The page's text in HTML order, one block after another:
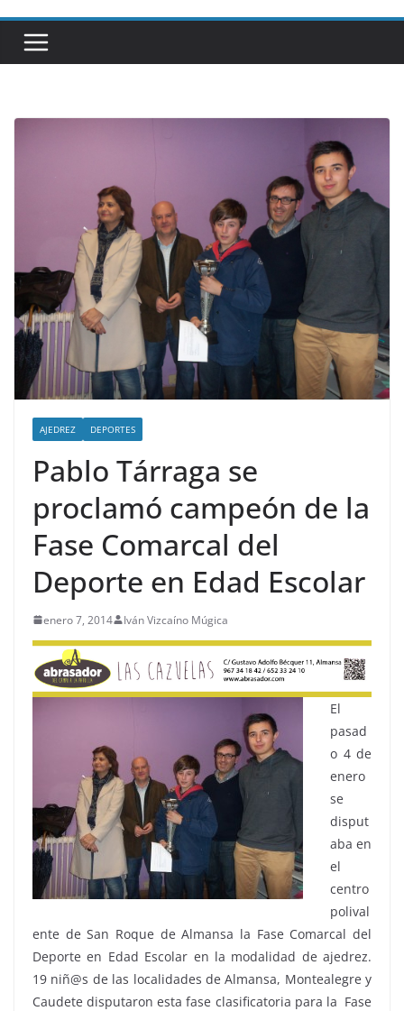
AJEDREZ DEPORTES
Pablo Tárraga se
proclamó campeón de la
Fase Comarcal del
Deporte en Edad Escolar
enero 7, 2014 Iván Vizcaíno Múgica
El
pasad
o 4 de
enero
se
disput
aba en
el
centro
polival
ente de San Roque de Almansa la Fase Comarcal del
Deporte en Edad Escolar en la modalidad de ajedrez.
19 niñ@s de las localidades de Almansa, Montealegre y
Caudete disputaron esta fase clasificatoria para la Fase